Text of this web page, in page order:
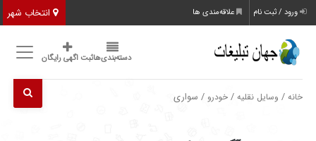
انتخاب شهر ورود / ثبت نام علاقه‌مندی ها
دسته‌بندی‌هاثبت اگهی رایگان
خانه / وسایل نقلیه /خودرو / سواری